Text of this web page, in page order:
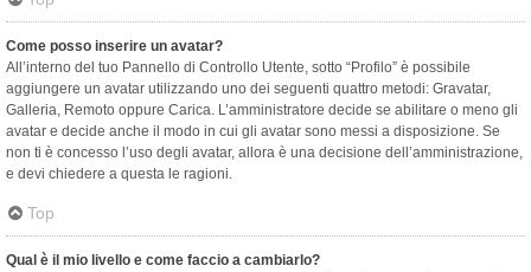
Come posso inserire un avatar?
All’interno del tuo Pannello di Controllo Utente, sotto “Profilo” è possibile
aggiungere un avatar utilizzando uno dei seguenti quattro metodi: Gravatar,
Galleria, Remoto oppure Carica. L’amministratore decide se abilitare o meno gli
avatar e decide anche il modo in cui gli avatar sono messi a disposizione. Se
non ti è concesso l’uso degli avatar, allora è una decisione dell’amministrazione,
e devi chiedere a questa le ragioni.
Top
Qual è il mio livello e come faccio a cambiarlo?